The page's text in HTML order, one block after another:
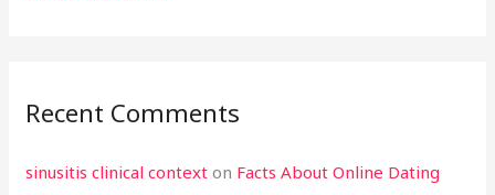
Recent Comments
sinusitis clinical context on Facts About Online Dating